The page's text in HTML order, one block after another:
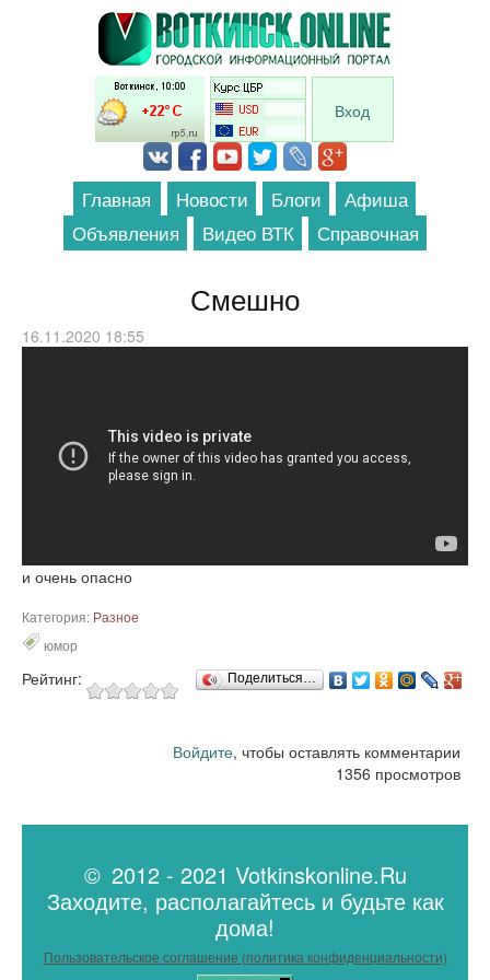
Перейти к основному содержанию
Вход
Главная Новости Блоги
Афиша
Объявления
Видео ВТК Справочная
Смешно
16.11.2020 18:55
Пельменей - С (2020)
и очень опасно
Категория: Разное
юмор
Рейтинг: Поделиться…
Войдите, чтобы оставлять комментарии
1356 просмотров
© 2012 - 2021 Votkinskonline.Ru
Заходите, располагайтесь и будьте как
дома!
Пользовательское соглашение (политика конфиденциальности)